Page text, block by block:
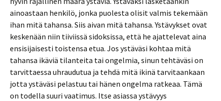
ainoastaan henkilö, jonka puolesta olisit valmis tekemään
ihan mitä tahansa. Siis aivan mitä tahansa. Ystävykset ovat
keskenään niin tiiviissä sidoksissa, että he ajattelevat aina
ensisijaisesti toistensa etua. Jos ystäväsi kohtaa mitä
tahansa ikäviä tilanteita tai ongelmia, sinun tehtäväsi on
tarvittaessa uhraudutua ja tehdä mitä ikinä tarvitaankaan
jotta ystäväsi pelastuu tai hänen ongelma ratkeaa. Tämä
on todella suuri vaatimus. Itse asiassa ystävyys